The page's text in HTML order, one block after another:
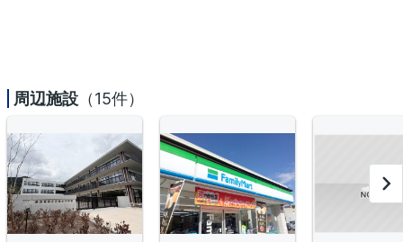
周辺施設 （15件）